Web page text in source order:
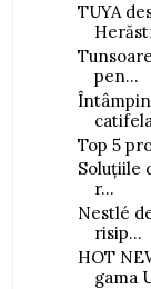
TUYA
pen...
Top 5
Soluțiile
r...
Nestlé
risip...
HOT
gama